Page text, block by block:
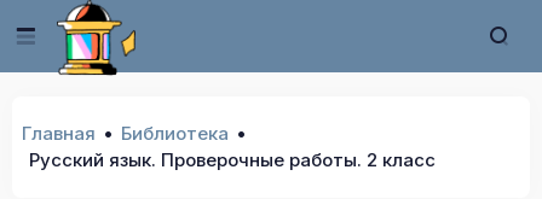
Главная
Библиотека
Русский язык. Проверочные работы. 2 класс